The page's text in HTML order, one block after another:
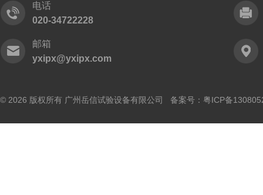
电话
020-34722228
邮箱
yxipx@yxipx.com
© 2026 版权所有 广州岳信试验设备有限公司 备案号： 粤ICP备